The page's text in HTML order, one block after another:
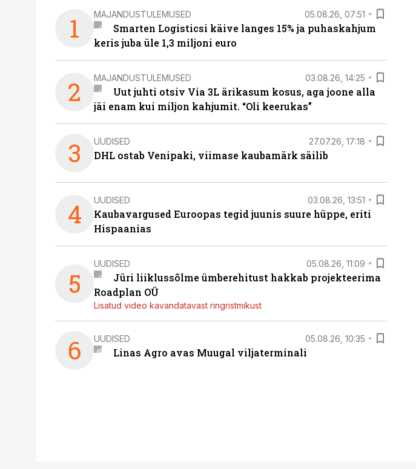
1 MAJANDUSTULEMUSED 05.08.26, 07:51
Smarten Logisticsi käive langes 15% ja puhaskahjum
keris juba üle 1,3 miljoni euro
2 MAJANDUSTULEMUSED 03.08.26, 14:25
Uut juhti otsiv Via 3L ärikasum kosus, aga joone alla
jäi enam kui miljon kahjumit. “Oli keerukas”
3 UUDISED 27.07.26, 17:18
DHL ostab Venipaki, viimase kaubamärk säilib
4 UUDISED 03.08.26, 13:51
Kaubavargused Euroopas tegid juunis suure hüppe, eriti
Hispaanias
5
UUDISED 05.08.26, 11:09
Jüri liiklussõlme ümberehitust hakkab projekteerima
Roadplan OÜ
Lisatud video kavandatavast ringristmikust
6 UUDISED 05.08.26, 10:35
Linas Agro avas Muugal viljaterminali